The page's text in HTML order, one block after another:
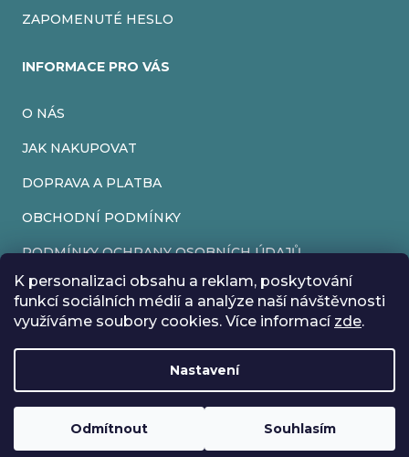
K personalizaci obsahu a reklam, poskytování
funkcí sociálních médií a analýze naší návštěvnosti
využíváme soubory cookies. Více informací zde.
Nastavení
Odmítnout Souhlasím
Rádi bychom vás informovali, že od 17. 7. do 24. 7. včetně
máme z důvodu dovolené zavřeno. Všechny objednávky
budou vyřízeny co nejdříve od 27. 7. :) Přejeme vám krásné
ZAPOMENUTÉ HESLO
INFORMACE PRO VÁS
O NÁS
JAK NAKUPOVAT
DOPRAVA A PLATBA
OBCHODNÍ PODMÍNKY
PODMÍNKY OCHRANY OSOBNÍCH ÚDAJŮ
VRÁCENÍ ZBOŽÍ
REKLAMACE
Vytvořil Shoptet
Copyright 2026EveryRetroGame. Všechna práva vyhrazena.
Upravit nastavení cookies
Loading